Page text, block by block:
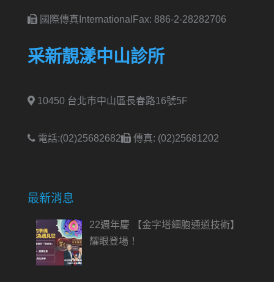
國際傳真International Fax: 886-2-28282706
采新靚漾中山診所
10450 台北市中山區長春路16號5F
電話:(02)25682682 傳真: (02)25681202
最新消息
22週年慶 【金字塔細胞通道技術】
耀眼登場！